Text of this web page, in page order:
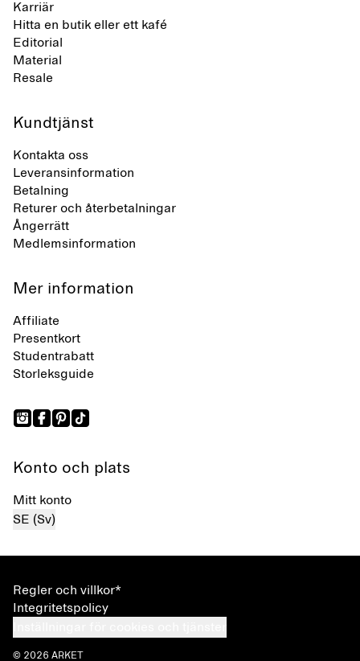
Karriär
Hitta en butik eller ett kafé
Editorial
Material
Resale
Kundtjänst
Kontakta oss
Leveransinformation
Betalning
Returer och återbetalningar
Ångerrätt
Medlemsinformation
Mer information
Affiliate
Presentkort
Studentrabatt
Storleksguide
Konto och plats
Mitt konto
SE (Sv)
Regler och villkor*
Integritetspolicy
© 2026 ARKET